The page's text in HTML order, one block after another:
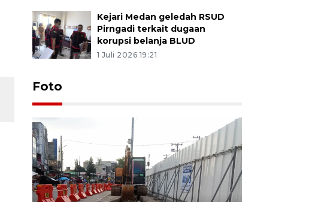
Kejari Medan geledah RSUD
Pirngadi terkait dugaan
korupsi belanja BLUD
1 Juli 2026 19:21
Foto